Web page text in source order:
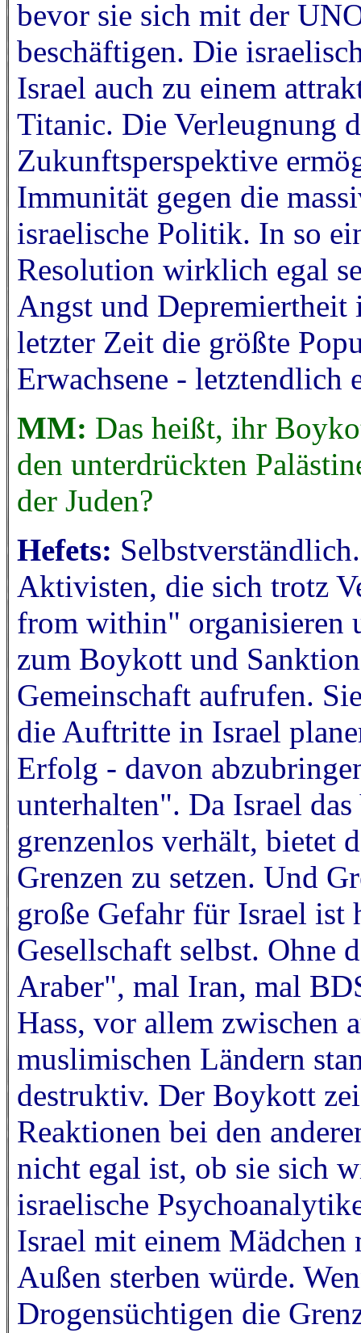
bevor sie sich mit der
beschäftigen. Die
Israel auch zu einem
Titanic. Die Verleugnung
Zukunftsperspektive
Immunität gegen die
israelische Politik. In so
Resolution wirklich egal
Angst und Depremiertheit
letzter Zeit die größte
Erwachsene - letztendlich
MM: Das heißt, ihr
den unterdrückten
der Juden?
Hefets:
Aktivisten, die sich trotz
from within" organisieren
zum Boykott und
Gemeinschaft aufrufen.
die Auftritte in Israel
Erfolg - davon
unterhalten". Da Israel
grenzenlos verhält, bietet
Grenzen zu setzen. Und
große Gefahr für Israel ist
Gesellschaft selbst. Ohne
Araber", mal Iran, mal
Hass, vor allem zwischen
muslimischen Ländern
destruktiv. Der Boykott
Reaktionen bei den
nicht egal ist, ob sie sich
israelische
Israel mit einem
Außen sterben würde.
Drogensüchtigen die